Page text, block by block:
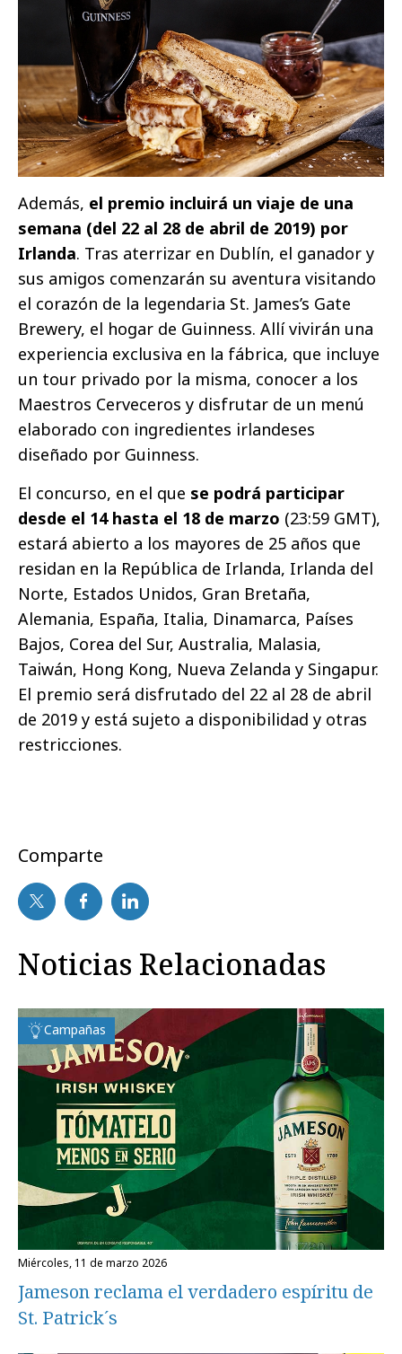
Además, el premio incluirá un viaje de una
semana (del 22 al 28 de abril de 2019) por
Irlanda. Tras aterrizar en Dublín, el ganador y
sus amigos comenzarán su aventura visitando
el corazón de la legendaria St. James’s Gate
Brewery, el hogar de Guinness. Allí vivirán una
experiencia exclusiva en la fábrica, que incluye
un tour privado por la misma, conocer a los
Maestros Cerveceros y disfrutar de un menú
elaborado con ingredientes irlandeses
diseñado por Guinness.
El concurso, en el que se podrá participar
desde el 14 hasta el 18 de marzo (23:59 GMT),
estará abierto a los mayores de 25 años que
residan en la República de Irlanda, Irlanda del
Norte, Estados Unidos, Gran Bretaña,
Alemania, España, Italia, Dinamarca, Países
Bajos, Corea del Sur, Australia, Malasia,
Taiwán, Hong Kong, Nueva Zelanda y Singapur.
El premio será disfrutado del 22 al 28 de abril
de 2019 y está sujeto a disponibilidad y otras
restricciones.
Comparte
Noticias Relacionadas
Campañas
miércoles, 11 de marzo 2026
Jameson reclama el verdadero espíritu de
St. Patrick´s